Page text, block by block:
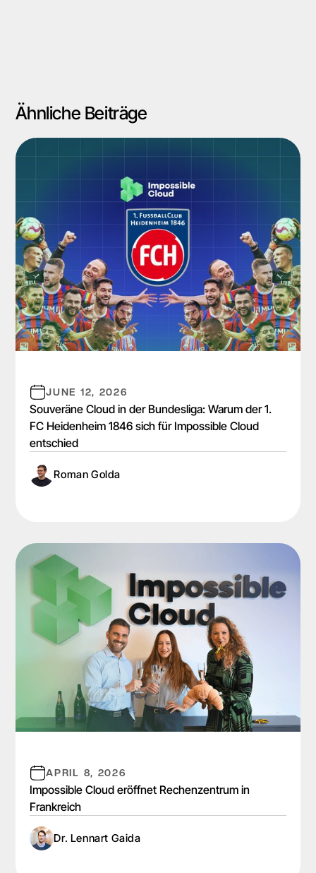
Ähnliche Beiträge
JUNE 12, 2026
Souveräne Cloud in der Bundesliga: Warum der 1.
FC Heidenheim 1846 sich für Impossible Cloud
entschied
Roman Golda
APRIL 8, 2026
Impossible Cloud eröffnet Rechenzentrum in
Frankreich
Dr. Lennart Gaida